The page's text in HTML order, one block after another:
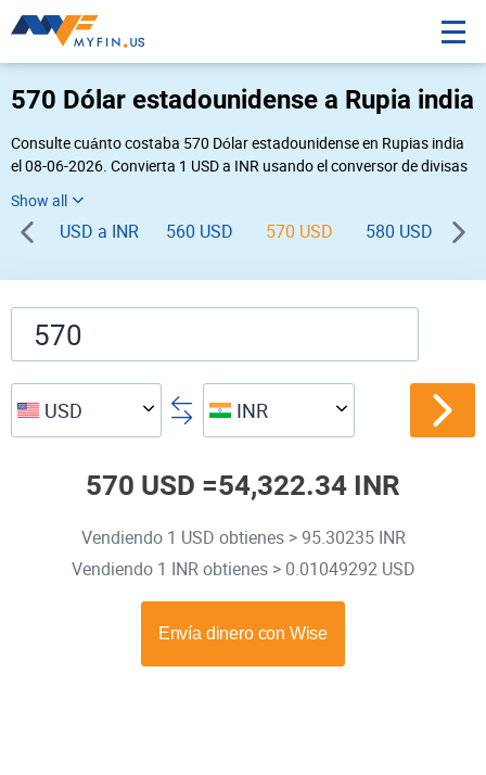
570 Dólar estadounidense a Rupia india
Consulte cuánto costaba 570 Dólar estadounidense en Rupias india
el 08-06-2026. Convierta 1 USD a INR usando el conversor de divisas
INR USD ».
USD a INR 560 USD 570 USD 580 USD
USD INR
570 USD =54,322.34 INR
Vendiendo 1 USD obtienes > 95.30235 INR
Vendiendo 1 INR obtienes > 0.01049292 USD